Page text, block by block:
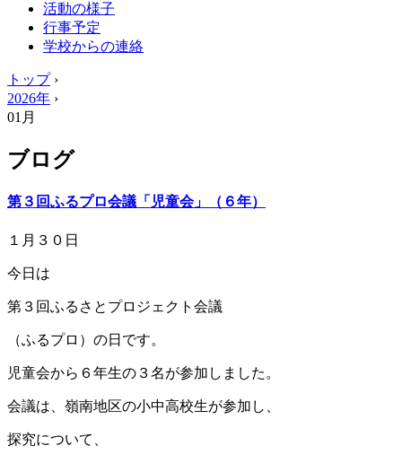
活動の様子
行事予定
学校からの連絡
トップ›
2026年 ›
01月
ブログ
第３回ふるプロ会議「児童会」（６年）
１月３０日
今日は
第３回ふるさとプロジェクト会議
（ふるプロ）の日です。
児童会から６年生の３名が参加しました。
会議は、嶺南地区の小中高校生が参加し、
探究について、